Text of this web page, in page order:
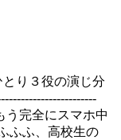
り３役の演じ分
う完全にスマホ中
ふふ、高校生の